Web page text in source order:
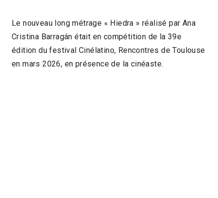
Le nouveau long métrage « Hiedra » réalisé par Ana
Cristina Barragán était en compétition de la 39e
édition du festival Cinélatino, Rencontres de Toulouse
en mars 2026, en présence de la cinéaste.